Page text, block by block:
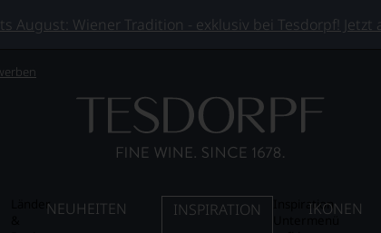
August: Wiener Tradition - exklusiv bei Tesdorpf! Jetzt
LänderNEUHEITEN INSPIRATION
InspirationIKONEN